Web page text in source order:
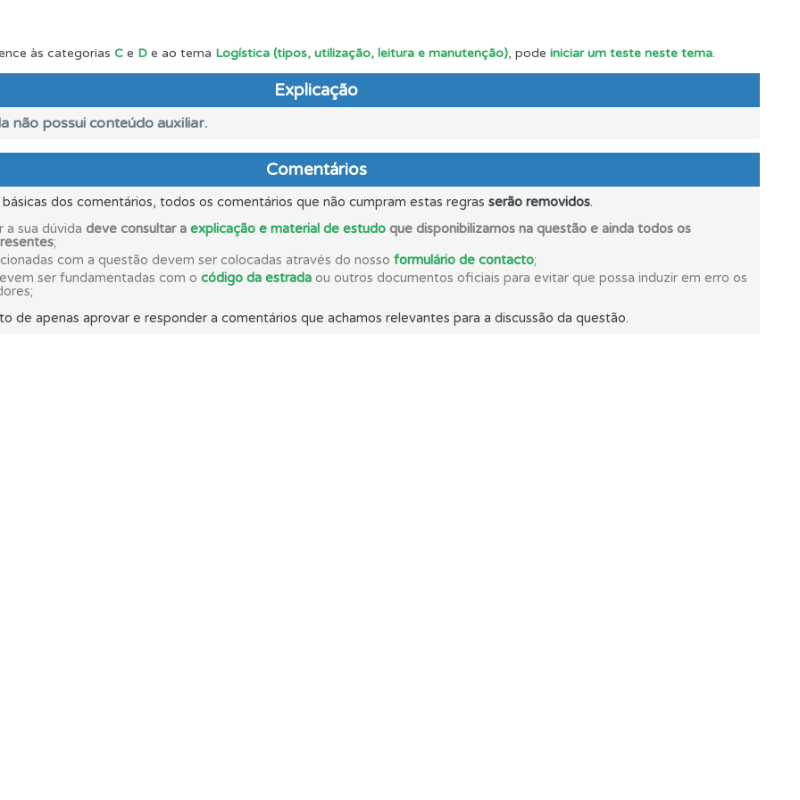
apresenta-lhe as questões mais falhadas na plataforma.
uma questão colocando-a como favorita.
os comentários da questão quando tem dúvidas.
para ter acesso às suas estatísticas em qualquer equipamento.
para não perder as suas estatísticas.
às categorias C e D e ao tema Logística (tipos, utilização, leitura e manutenção), pode iniciar um teste neste tema.
Explicação
não possui conteúdo auxiliar.
Comentários
básicas dos comentários, todos os comentários que não cumpram estas regras serão removidos.
a sua dúvida deve consultar a explicação e material de estudo que disponibilizamos na questão e ainda todos os
;
com a questão devem ser colocadas através do nosso formulário de contacto;
ser fundamentadas com o código da estrada ou outros documentos oficiais para evitar que possa induzir em erro os
de apenas aprovar e responder a comentários que achamos relevantes para a discussão da questão.